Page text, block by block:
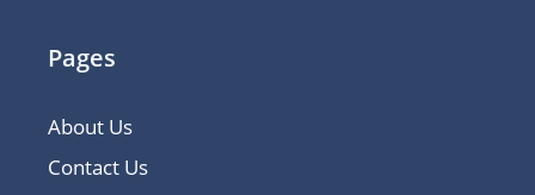
Pages
About Us
Contact Us